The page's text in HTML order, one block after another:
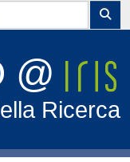
@
Ricerca